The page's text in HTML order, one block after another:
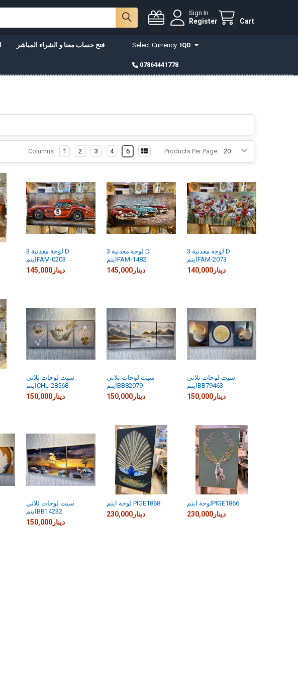
Sign In
Register Cart
فتح حساب معنا و الشراء المباشر Select Currency: IQD
07864441778
Products Per Page:
Columns: 1 2 3 4 6
لوحة معدنية 3 D
ايتمFAM-0203
145,000دينار
لوحة معدنية 3 D
ايتمFAM-1482
145,000دينار
لوحة معدنية 3 D
ايتمFAM-2073
140,000دينار
سيت لوحات ثلاثي
ايتمCHL-28568
150,000دينار
سيت لوحات ثلاثي
ايتمBB82079
150,000دينار
سيت لوحات ثلاثي
ايتمBB79463
150,000دينار
سيت لوحات ثلاثي
ايتمBB14232
150,000دينار
لوحة ايتم PIGE1868
230,000دينار
لوحة ايتمPIGE1866
230,000دينار